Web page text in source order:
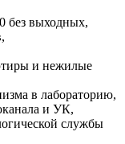
без выходных,
и нежилые
в лабораторию,
и УК,
службы